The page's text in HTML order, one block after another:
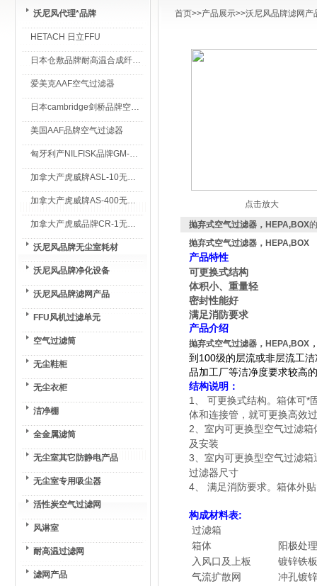
沃尼风代理*品牌
HETACH 日立FFU
日本仓敷品牌耐高温合成纤维过滤棉
爱美克AAF空气过滤器
日本cambridge剑桥品牌空气过滤器
美国AAF品牌空气过滤器
匈牙利产NILFISK品牌GM-80无尘室专用吸尘器
加拿大产虎威牌ASL-10无尘室专用吸尘器
加拿大产虎威牌AS-400无尘室专用吸尘器
加拿大产虎威品牌CR-1无尘室专用吸尘器
沃尼风品牌无尘室耗材
沃尼风品牌净化设备
沃尼风品牌滤网产品
FFU风机过滤单元
空气过滤筒
无尘鞋柜
无尘衣柜
洁净棚
全金属滤筒
无尘室其它防静电产品
无尘室专用吸尘器
活性炭空气过滤网
风淋室
耐高温过滤网
滤网产品
首页>>产品展示>>沃尼风品牌滤网产
点击放大
抛弃式空气过滤器，HEPA,BOX
抛弃式空气过滤器，HEPA,BOX
产品特性
可更换式结构
体积小、重量轻
密封性能好
满足消防要求
产品介绍
抛弃式空气过滤器，HEPA,BOX
到100级的层流或非层流工
品加工厂等洁净度要求较高
结构说明：
1、 可更换式结构。 箱体可*
体和连接管，就可更换高效过
2、 室内可更换型空气过滤箱
及安装
3、 室内可更换型空气过滤箱
过滤器尺寸
4、 满足消防要求。箱体外
构成材料表:
过滤箱
箱体
阳极处
入风口及上板
镀锌铁板
气流扩散网
冲孔镀